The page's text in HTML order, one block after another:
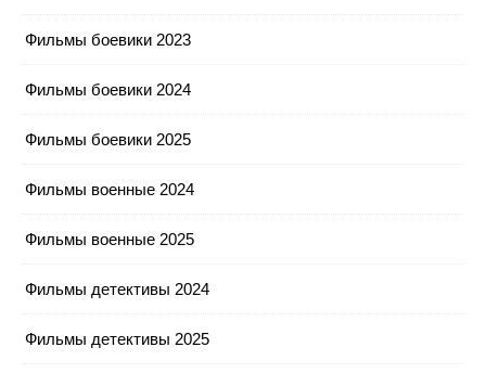
Фильмы боевики 2023
Фильмы боевики 2024
Фильмы боевики 2025
Фильмы военные 2024
Фильмы военные 2025
Фильмы детективы 2024
Фильмы детективы 2025